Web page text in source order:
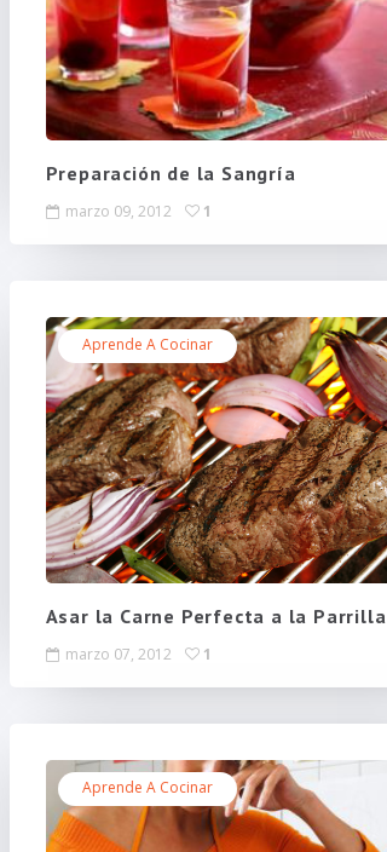
Preparación de la Sangría
marzo 09, 2012 1
Aprende A Cocinar
Asar la Carne Perfecta a la Parrilla
marzo 07, 2012 1
Aprende A Cocinar